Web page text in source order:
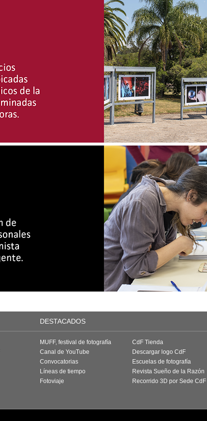
DESTACADOS
MUFF, festival de fotografía
Canal de YouTube
Convocatorias
Líneas de tiempo
Fotoviaje
CdF Tienda
Descargar logo CdF
Escuelas de fotografía
Revista Sueño de la Razón
Recorrido 3D por Sede CdF